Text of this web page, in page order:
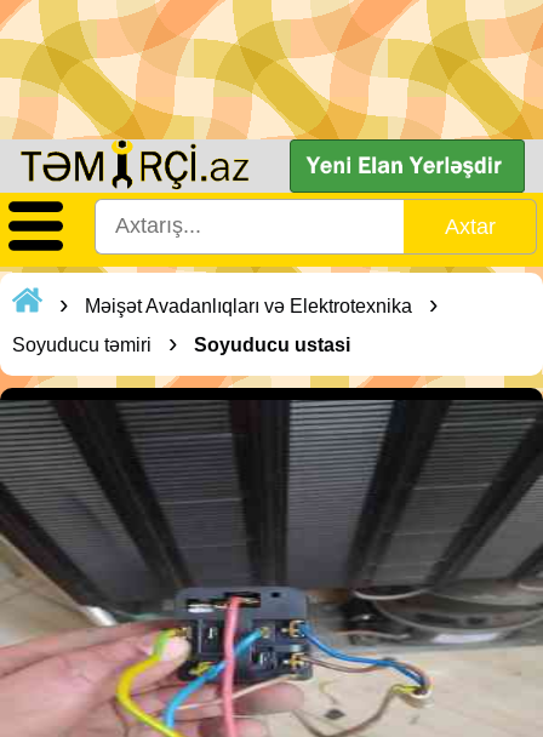
› Məişət Avadanlıqları və Elektrotexnika ›
Soyuducu təmiri › Soyuducu ustasi